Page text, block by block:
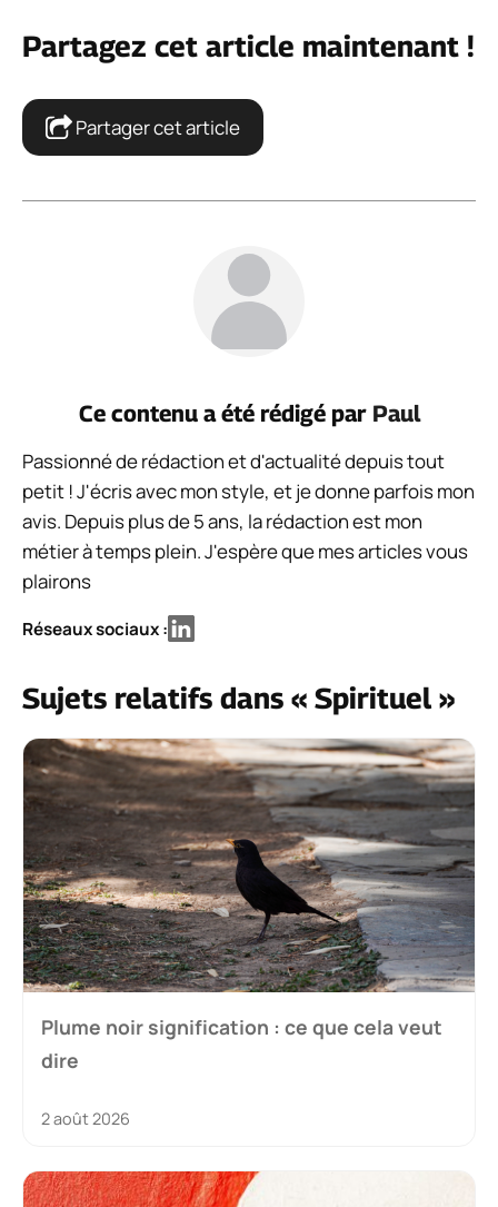
Partagez cet article maintenant !
Partager cet article
Ce contenu a été rédigé par Paul
Passionné de rédaction et d'actualité depuis tout
petit ! J'écris avec mon style, et je donne parfois mon
avis. Depuis plus de 5 ans, la rédaction est mon
métier à temps plein. J'espère que mes articles vous
plairons
Réseaux sociaux :
Sujets relatifs dans « Spirituel »
Plume noir signification : ce que cela veut
dire
2 août 2026